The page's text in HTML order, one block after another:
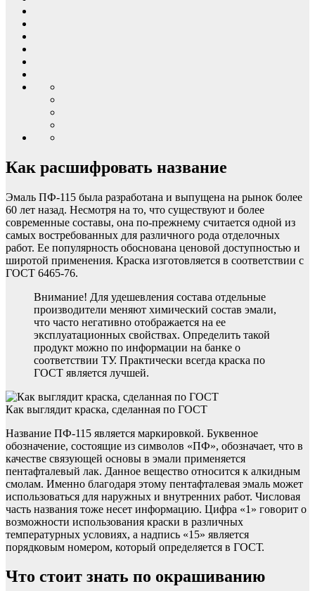
Как расшифровать название
Эмаль ПФ-115 была разработана и выпущена на рынок более
60 лет назад. Несмотря на то, что существуют и более
современные составы, она по-прежнему считается одной из
самых востребованных для различного рода отделочных
работ. Ее популярность обоснована ценовой доступностью и
широтой применения. Краска изготовляется в соответствии с
ГОСТ 6465-76.
Внимание! Для удешевления состава отдельные
производители меняют химический состав эмали,
что часто негативно отображается на ее
эксплуатационных свойствах. Определить такой
продукт можно по информации на банке о
соответствии ТУ. Практически всегда краска по
ГОСТ является лучшей.
Как выглядит краска, сделанная по ГОСТ
Название ПФ-115 является маркировкой. Буквенное
обозначение, состоящие из символов «ПФ», обозначает, что в
качестве связующей основы в эмали применяется
пентафталевый лак. Данное вещество относится к алкидным
смолам. Именно благодаря этому пентафталевая эмаль может
использоваться для наружных и внутренних работ. Числовая
часть названия тоже несет информацию. Цифра «1» говорит о
возможности использования краски в различных
температурных условиях, а надпись «15» является
порядковым номером, который определяется в ГОСТ.
Что стоит знать по окрашиванию